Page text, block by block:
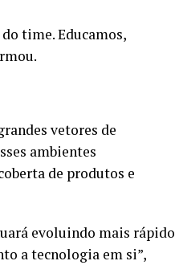
time. Educamos,
vetores de
ambientes
de produtos e
evoluindo mais rápido
a tecnologia em si”,